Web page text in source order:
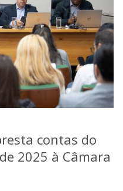
contas do
2025 à Câmara